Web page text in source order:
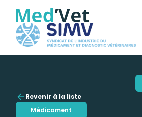
Revenir à la liste
Médicament